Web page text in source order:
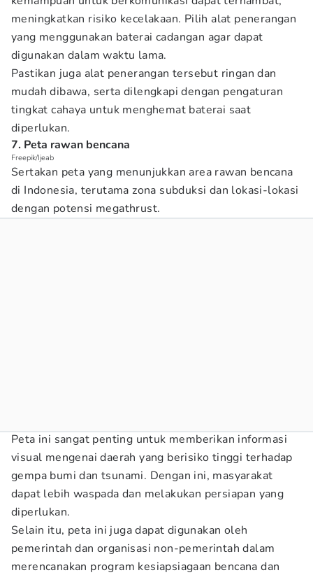
meningkatkan risiko kecelakaan. Pilih alat penerangan
yang menggunakan baterai cadangan agar dapat
digunakan dalam waktu lama.
Pastikan juga alat penerangan tersebut ringan dan
mudah dibawa, serta dilengkapi dengan pengaturan
tingkat cahaya untuk menghemat baterai saat
diperlukan.
7. Peta rawan bencana
Freepik/Ijeab
Sertakan peta yang menunjukkan area rawan bencana
di Indonesia, terutama zona subduksi dan lokasi-lokasi
dengan potensi megathrust.
Peta ini sangat penting untuk memberikan informasi
visual mengenai daerah yang berisiko tinggi terhadap
gempa bumi dan tsunami. Dengan ini, masyarakat
dapat lebih waspada dan melakukan persiapan yang
diperlukan.
Selain itu, peta ini juga dapat digunakan oleh
pemerintah dan organisasi non-pemerintah dalam
merencanakan program kesiapsiagaan bencana dan